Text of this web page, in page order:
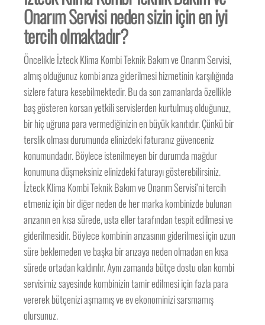
Onarım Servisi neden sizin için en iyi
tercih olmaktadır?
Öncelikle İzteck Klima Kombi Teknik Bakım ve Onarım Servisi,
almış olduğunuz kombi arıza giderilmesi hizmetinin karşılığında
sizlere fatura kesebilmektedir. Bu da son zamanlarda özellikle
baş gösteren korsan yetkili servislerden kurtulmuş olduğunuz,
bir hiç uğruna para vermediğinizin en büyük kanıtıdır. Çünkü bir
terslik olması durumunda elinizdeki faturanız güvenceniz
konumundadır. Böylece istenilmeyen bir durumda mağdur
konumuna düşmeksiniz elinizdeki faturayı gösterebilirsiniz.
İzteck Klima Kombi Teknik Bakım ve Onarım Servisi’ni tercih
etmeniz için bir diğer neden de her marka kombinizde bulunan
arızanın en kısa sürede, usta eller tarafından tespit edilmesi ve
giderilmesidir. Böylece kombinin arızasının giderilmesi için uzun
süre beklemeden ve başka bir arızaya neden olmadan en kısa
sürede ortadan kaldırılır. Aynı zamanda bütçe dostu olan kombi
servisimiz sayesinde kombinizin tamir edilmesi için fazla para
vererek bütçenizi aşmamış ve ev ekonominizi sarsmamış
olursunuz.